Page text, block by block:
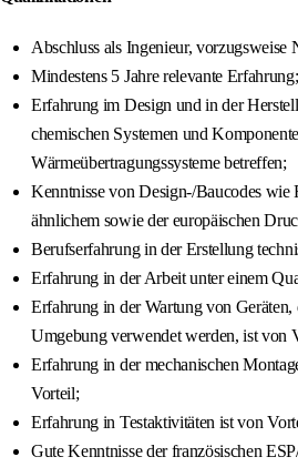
Abschluss als Ingenieur, vorzugsweise
Mindestens 5 Jahre relevante Erfahrung;
Erfahrung im Design und in der
chemischen Systemen und
Wärmeübertragungssysteme betreffen;
Kenntnisse von Design-/Baucodes
ähnlichem sowie der europäischen
Berufserfahrung in der Erstellung
Erfahrung in der Arbeit unter einem
Erfahrung in der Wartung von Geräten,
Umgebung verwendet werden, ist von
Erfahrung in der mechanischen
Vorteil;
Erfahrung in Testaktivitäten ist von
Gute Kenntnisse der französischen